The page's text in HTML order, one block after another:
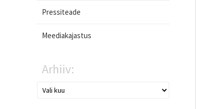
Pressiteade
Meediakajastus
Arhiiv: